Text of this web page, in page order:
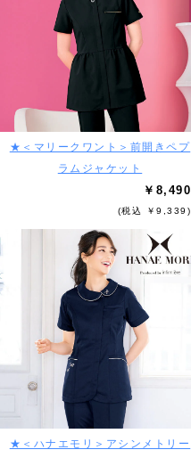
★＜マリークワント＞前開きペプ
ラムジャケット
￥8,490
(税込 ￥9,339)
★＜ハナエモリ＞アシンメトリー